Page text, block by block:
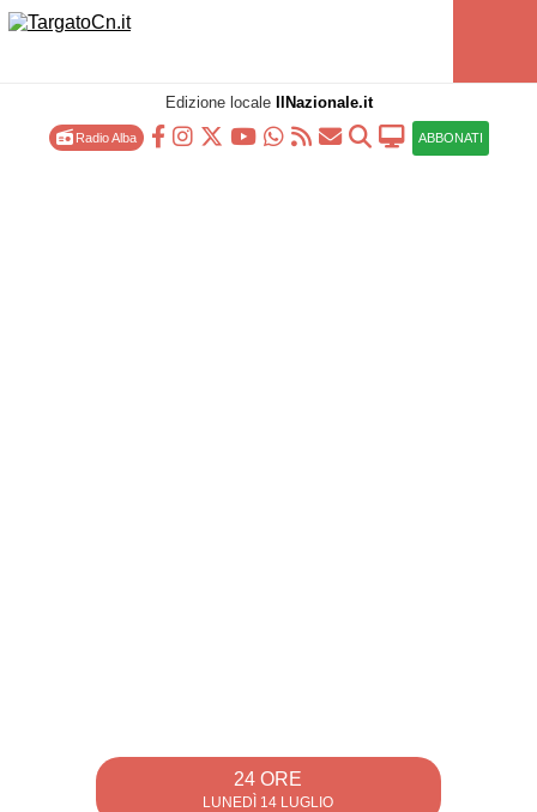
Edizione locale IlNazionale.it
Radio Alba ABBONATI
24 ORE
LUNEDÌ 14 LUGLIO